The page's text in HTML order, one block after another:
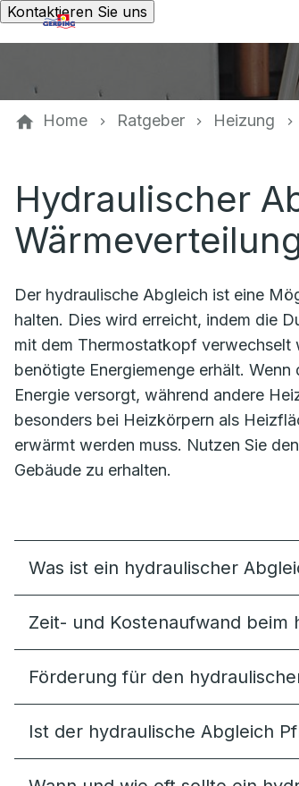
Kontaktieren Sie uns
Home Ratgeber Heizung
Hydraulischer
Der hydraulische Abgleich ist eine
halten. Dies wird erreicht, indem die
mit dem Thermostatkopf verwechselt
benötigte Energiemenge erhält.
Energie versorgt, während andere
besonders bei Heizkörpern als
erwärmt werden muss. Nutzen Sie
Gebäude zu erhalten.
Was ist ein hydraulischer
Zeit- und Kostenaufwand beim
Förderung für den
Ist der hydraulische Abgleich